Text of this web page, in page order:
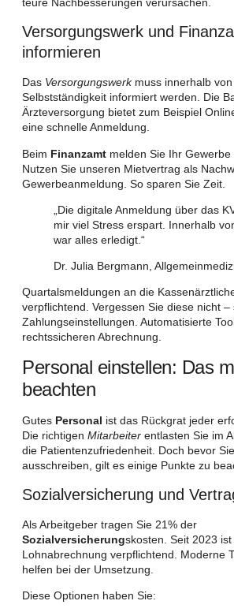
Versorgungswerk und
informieren
Das Versorgungswerkmuss innerhalb
Selbstständigkeit informiert werden. Die
Ärzteversorgung bietet zum Beispiel
eine schnelle Anmeldung.
Beim Finanzamt melden Sie Ihr
Nutzen Sie unseren Mietvertrag als
Gewerbeanmeldung. So sparen Sie Zeit.
„Die digitale Anmeldung über das
mir viel Stress erspart. Innerhalb
war alles erledigt.“
Dr. Julia Bergmann,
Quartalsmeldungen an die
verpflichtend. Vergessen Sie diese nicht –
Zahlungseinstellungen. Automatisierte
rechtssicheren Abrechnung.
Personal einstellen: Das
beachten
Gutes Personal ist das Rückgrat jeder
Die richtigen Mitarbeiter entlasten Sie im
die Patientenzufriedenheit. Doch bevor
ausschreiben, gilt es einige Punkte zu
Sozialversicherung und
Als Arbeitgeber tragen Sie 21% der
Sozialversicherungskosten. Seit 2023
Lohnabrechnung verpflichtend. Moderne
helfen bei der Umsetzung.
Diese Optionen haben Sie: